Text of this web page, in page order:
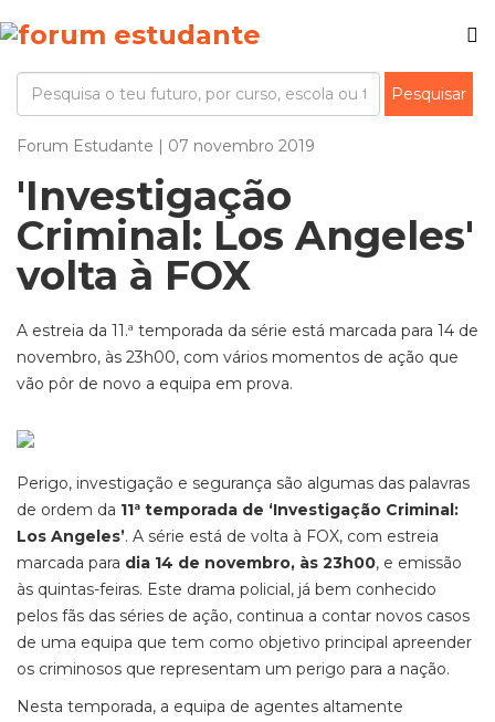
Forum Estudante | 07 novembro 2019
'Investigação
Criminal: Los Angeles'
volta à FOX
A estreia da 11.ª temporada da série está marcada para 14 de
novembro, às 23h00, com vários momentos de ação que
vão pôr de novo a equipa em prova.
Perigo, investigação e segurança são algumas das palavras
de ordem da 11ª temporada de ‘Investigação Criminal:
Los Angeles’. A série está de volta à FOX, com estreia
marcada para dia 14 de novembro, às 23h00, e emissão
às quintas-feiras. Este drama policial, já bem conhecido
pelos fãs das séries de ação, continua a contar novos casos
de uma equipa que tem como objetivo principal apreender
os criminosos que representam um perigo para a nação.
Nesta temporada, a equipa de agentes altamente